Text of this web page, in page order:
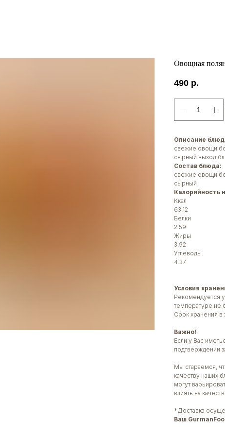
Овощная
490 р.
Описание
свежие овощи
сырный выход
Состав блюда:
свежие овощи
сырный
Калорийность
Ккал
63.12
Белки
2.59
Жиры
3.92
Углеводы
4.37
Условия
Рекомендуется
температуре не
Срок хранения в
Важно!
Если у Вас
подтверждении
Мы стараемся,
качеству наших
могут
влиять на
*Доставка
Ваш